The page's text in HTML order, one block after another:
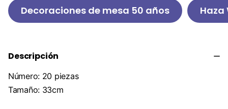
Decoraciones de mesa 50 años
Descripción
Número: 20 piezas
Tamaño: 33cm